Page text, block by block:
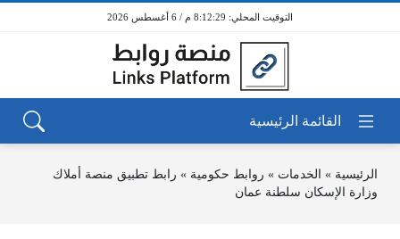
8:12:29 م / 6 أغسطس 2026
الرئيسية » الخدمات » روابط حكومية » رابط تطبيق منصة أملاك
وزارة الإسكان سلطنة عمان